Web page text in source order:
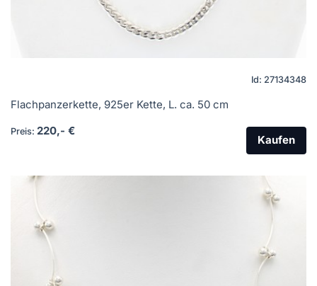
Id: 27134348
Flachpanzerkette, 925er Kette, L. ca. 50 cm
Preis: 220,- €
Kaufen